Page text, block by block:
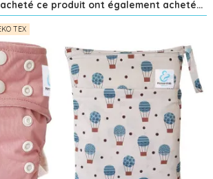
ce produit ont également acheté...
TEX